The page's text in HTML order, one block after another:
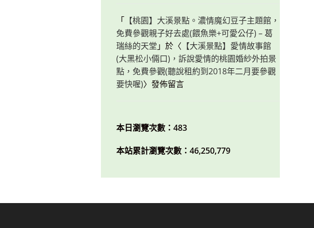
「 【桃園】大溪景點。濃情魔幻豆子主題館，
免費參觀親子好去處(餵魚樂+可愛公仔) – 葛
瑞絲的天堂 」於〈 【大溪景點】愛情故事館
(大黑松小倆口)，訴說愛情的桃園婚紗外拍景
點，免費參觀(聽說租約到2018年二月要參觀
要快喔)〉發佈留言
本日瀏覽次數：483
本站累計瀏覽次數：46,250,779